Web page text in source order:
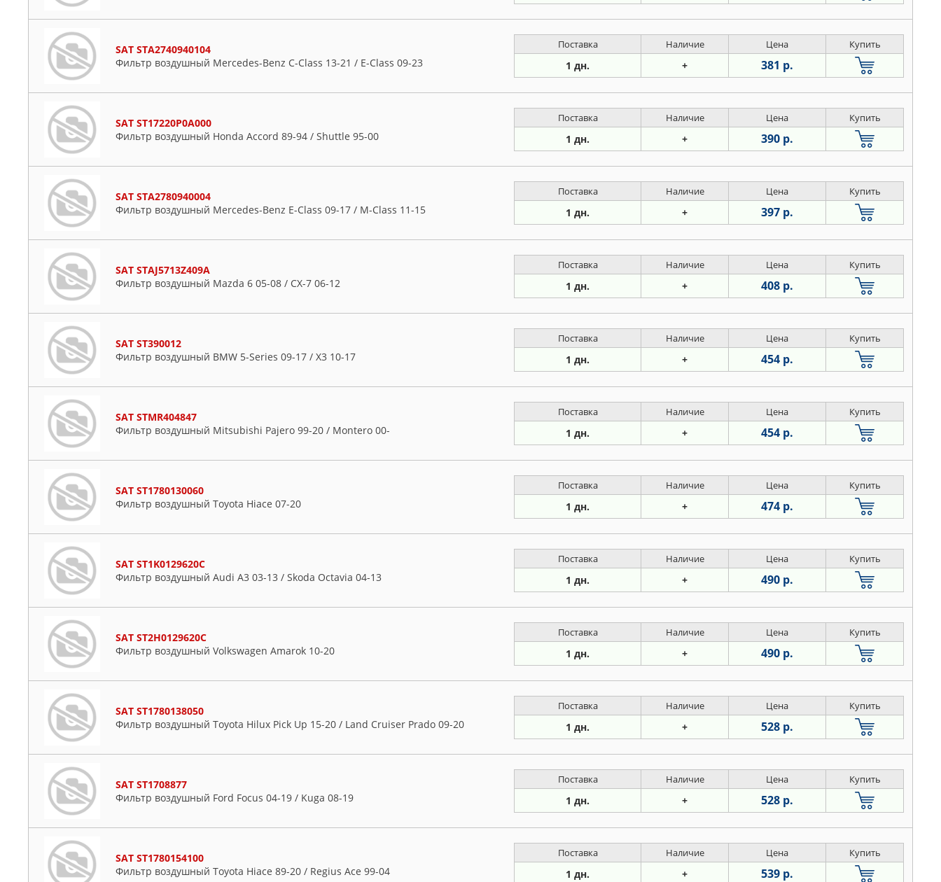
SAT STA2740940104
Фильтр воздушный Mercedes-Benz C-Class 13-21 / E-Class 09-23
Поставка Наличие Цена Купить
1 дн. + 381 р.
SAT ST17220P0A000
Фильтр воздушный Honda Accord 89-94 / Shuttle 95-00
Поставка Наличие Цена Купить
1 дн. + 390 р.
SAT STA2780940004
Фильтр воздушный Mercedes-Benz E-Class 09-17 / M-Class 11-15
Поставка Наличие Цена Купить
1 дн. + 397 р.
SAT STAJ5713Z409A
Фильтр воздушный Mazda 6 05-08 / CX-7 06-12
Поставка Наличие Цена Купить
1 дн. + 408 р.
SAT ST390012
Фильтр воздушный BMW 5-Series 09-17 / X3 10-17
Поставка Наличие Цена Купить
1 дн. + 454 р.
SAT STMR404847
Фильтр воздушный Mitsubishi Pajero 99-20 / Montero 00-
Поставка Наличие Цена Купить
1 дн. + 454 р.
SAT ST1780130060
Фильтр воздушный Toyota Hiace 07-20
Поставка Наличие Цена Купить
1 дн. + 474 р.
SAT ST1K0129620C
Фильтр воздушный Audi A3 03-13 / Skoda Octavia 04-13
Поставка Наличие Цена Купить
1 дн. + 490 р.
SAT ST2H0129620C
Фильтр воздушный Volkswagen Amarok 10-20
Поставка Наличие Цена Купить
1 дн. + 490 р.
SAT ST1780138050
Фильтр воздушный Toyota Hilux Pick Up 15-20 / Land Cruiser Prado 09-20
Поставка Наличие Цена Купить
1 дн. + 528 р.
SAT ST1708877
Фильтр воздушный Ford Focus 04-19 / Kuga 08-19
Поставка Наличие Цена Купить
1 дн. + 528 р.
SAT ST1780154100
Фильтр воздушный Toyota Hiace 89-20 / Regius Ace 99-04
Поставка Наличие Цена Купить
1 дн. + 539 р.